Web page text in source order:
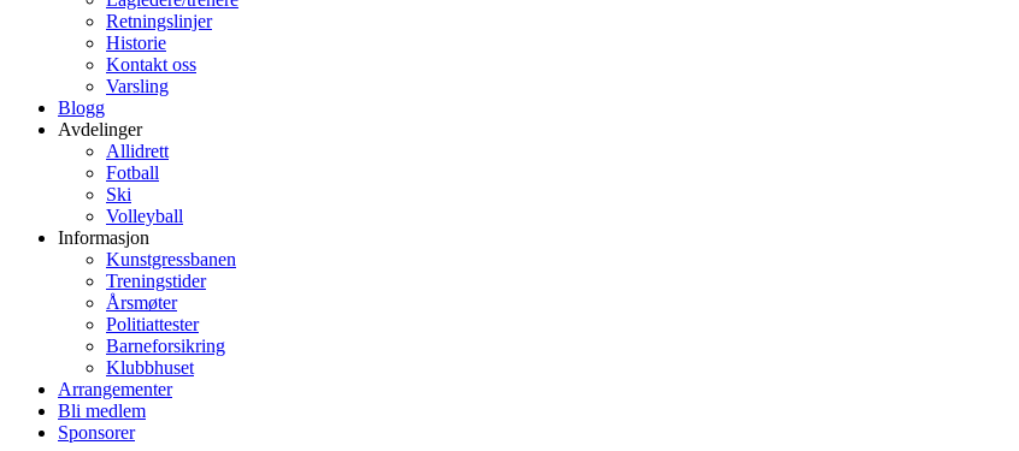
Retningslinjer
Historie
Kontakt oss
Varsling
Blogg
Avdelinger
Allidrett
Fotball
Ski
Volleyball
Informasjon
Kunstgressbanen
Treningstider
Årsmøter
Politiattester
Barneforsikring
Klubbhuset
Arrangementer
Bli medlem
Sponsorer